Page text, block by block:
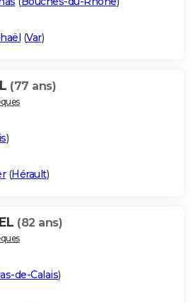
(Var)
(77 ans)
)
(Hérault)
(82 ans)
de-Calais)